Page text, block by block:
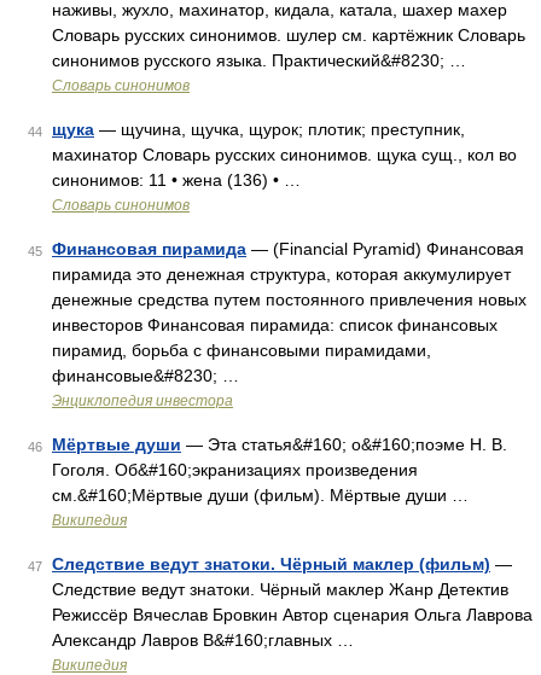
наживы, жухло, махинатор, кидала, катала, шахер махер
Словарь русских синонимов. шулер см. картёжник Словарь
синонимов русского языка. Практический&#8230; …
Словарь синонимов
44 щука — щучина, щучка, щурок; плотик; преступник,
махинатор Словарь русских синонимов. щука сущ., кол во
синонимов: 11 • жена (136) • …
Словарь синонимов
45 Финансовая пирамида — (Financial Pyramid) Финансовая
пирамида это денежная структура, которая аккумулирует
денежные средства путем постоянного привлечения новых
инвесторов Финансовая пирамида: список финансовых
пирамид, борьба с финансовыми пирамидами,
финансовые&#8230; …
Энциклопедия инвестора
46 Мёртвые души — Эта статья&#160; о&#160;поэме Н. В.
Гоголя. Об&#160;экранизациях произведения
см.&#160;Мёртвые души (фильм). Мёртвые души …
Википедия
47 Следствие ведут знатоки. Чёрный маклер (фильм) —
Следствие ведут знатоки. Чёрный маклер Жанр Детектив
Режиссёр Вячеслав Бровкин Автор сценария Ольга Лаврова
Александр Лавров В&#160;главных …
Википедия